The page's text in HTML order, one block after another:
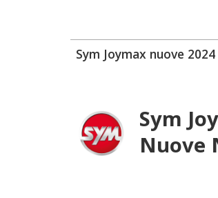
Sym Joymax nuove 2024
Sym
Nuove